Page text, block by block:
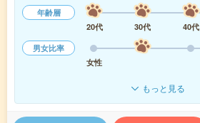
年齢層
20代
30代 40代
男女比率
女性
もっと見る